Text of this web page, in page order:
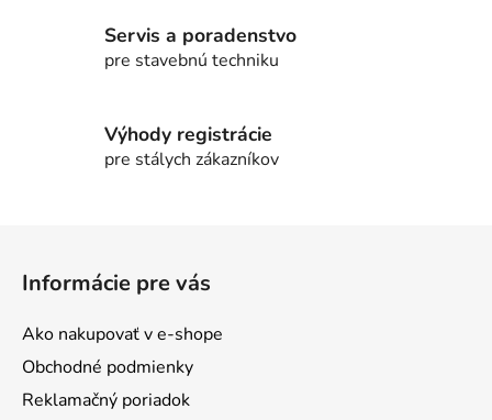
Servis a poradenstvo
pre stavebnú techniku
Výhody registrácie
pre stálych zákazníkov
Informácie pre vás
Ako nakupovať v e-shope
Obchodné podmienky
Reklamačný poriadok